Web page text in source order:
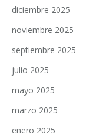
diciembre 2025
noviembre 2025
septiembre 2025
julio 2025
mayo 2025
marzo 2025
enero 2025